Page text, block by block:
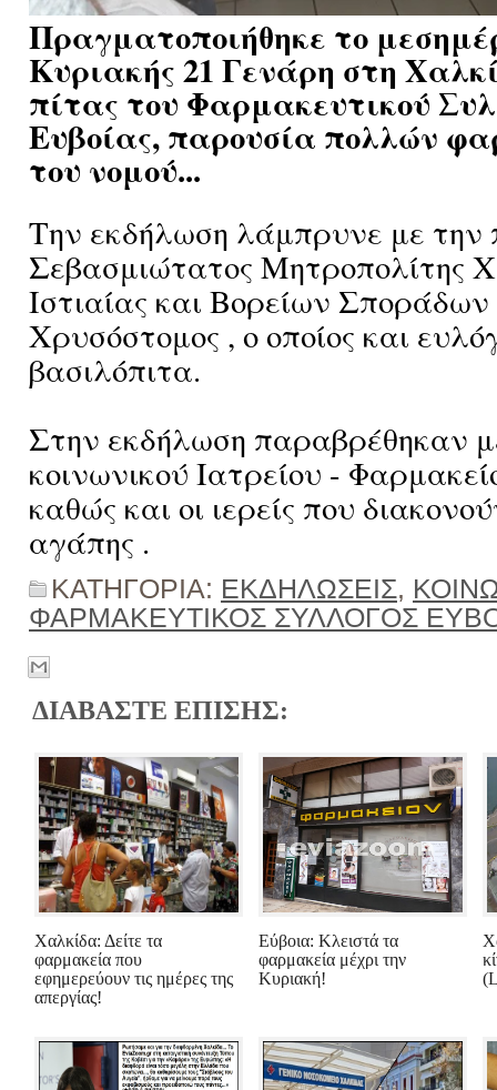
Πραγματοποιήθηκε το
Κυριακής 21 Γενάρη στη
πίτας του Φαρμακευτικού
Ευβοίας, παρουσία πολλών
του νομού...
Την εκδήλωση λάμπρυνε με την
Σεβασμιώτατος Μητροπολίτης
Ιστιαίας και Βορείων Σποράδων
Χρυσόστομος , ο οποίος και
βασιλόπιτα.
Στην εκδήλωση παραβρέθηκαν
κοινωνικού Ιατρείου -
καθώς και οι ιερείς που
αγάπης .
ΚΑΤΗΓΟΡΙΑ: ΕΚΔΗΛΩΣΕΙΣ,
ΦΑΡΜΑΚΕΥΤΙΚΟΣ ΣΥΛΛΟΓΟΣ
ΔΙΑΒΑΣΤΕ ΕΠΙΣΗΣ:
Χαλκίδα: Δείτε τα
φαρμακεία που
εφημερεύουν τις ημέρες της
απεργίας!
Εύβοια: Κλειστά τα
φαρμακεία μέχρι την
Κυριακή!